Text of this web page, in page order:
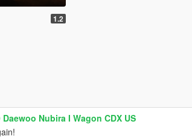
1.2
Daewoo Nubira I Wagon CDX US